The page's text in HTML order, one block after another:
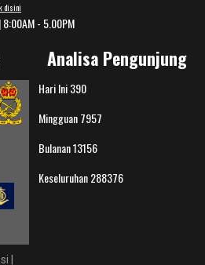
disini
8:00AM - 5.00PM
|
Analisa Pengunjung
Hari Ini390
Mingguan7957
Bulanan13156
Keseluruhan288376